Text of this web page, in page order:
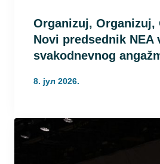
Organizuj, Organizuj,
Novi predsednik NEA
svakodnevnog
8. јул 2026.